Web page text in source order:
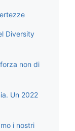
Diversity
non di
Un 2022
i nostri